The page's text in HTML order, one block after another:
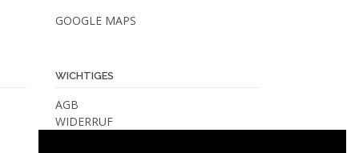
werdenGOOGLE MAPS
WICHTIGES
AGB
WIDERRUF